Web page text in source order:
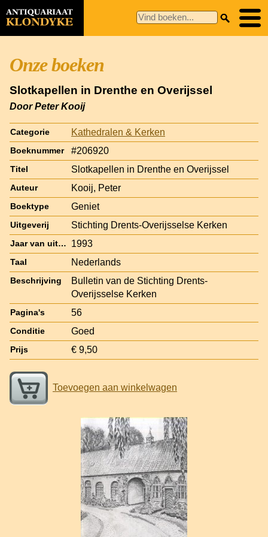
Onze boeken
Slotkapellen in Drenthe en Overijssel
Door Peter Kooij
Categorie Kathedralen & Kerken
Boeknummer #206920
Titel Slotkapellen in Drenthe en Overijssel
Auteur Kooij, Peter
Boektype Geniet
Uitgeverij Stichting Drents-Overijsselse Kerken
Jaar van uitgave 1993
Taal Nederlands
Beschrijving
Bulletin van de Stichting Drents-
Overijsselse Kerken
Pagina's 56
Conditie Goed
Prijs € 9,50
Toevoegen aan winkelwagen